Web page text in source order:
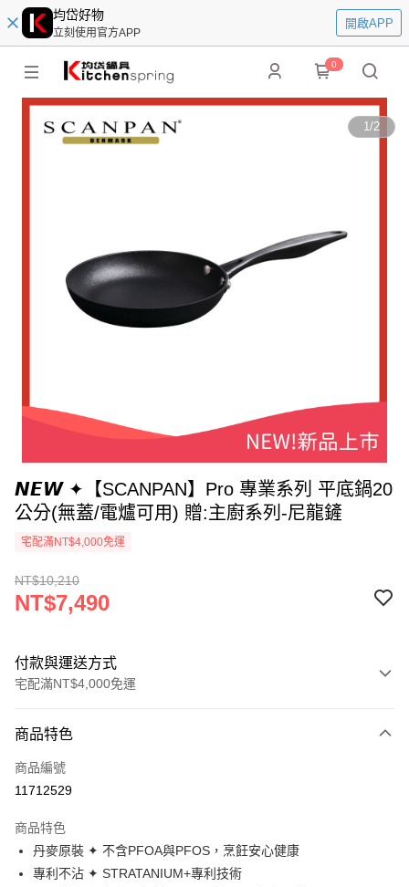
均岱好物
立刻使用官方APP
開啟APP
0
1/2
𝙉𝙀𝙒 ✦【SCANPAN】Pro 專業系列 平底鍋20
公分(無蓋/電爐可用) 贈:主廚系列-尼龍鏟
宅配滿NT$4,000免運
NT$10,210
NT$7,490
付款與運送方式
宅配滿NT$4,000免運
信用卡一次付款
信用卡分期付款
合作金庫商業銀行
華南商業銀行
彰化商業銀行
上海商業儲蓄銀行
台北富邦商業銀行
LINE Pay
Apple Pay
商品特色
商品編號
11712529
商品特色
丹麥原裝 ✦ 不含PFOA與PFOS，烹飪安心健康
專利不沾 ✦ STRATANIUM+專利技術